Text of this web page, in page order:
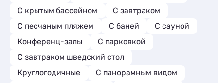
С крытым бассейном
С завтраком
С песчаным пляжем
С баней
С сауной
Конференц-залы
С парковкой
С завтраком шведский стол
Круглогодичные
С панорамным видом